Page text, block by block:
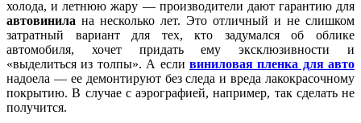
холода, илетнюю жару — производители дают гарантиюдля
автовинила на несколько лет. Это отличный и не слишком
затратный
вариантдля тех, кто задумался об
облике
автомобиля, хочет придатьемуэксклюзивности и
«выделиться из толпы». А если виниловая пленка для авто
надоела — ее демонтируютбезследа ивреда лакокрасочному
покрытию. В случаес аэрографией,например, так сделать не
получится.